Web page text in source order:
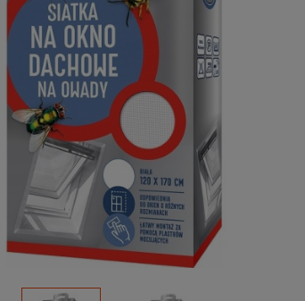
Podłoża
Pozostałe
Środki ochrony roślin
Środki ochrony roślin dla profesjonalistów
Zobacz wszystkie